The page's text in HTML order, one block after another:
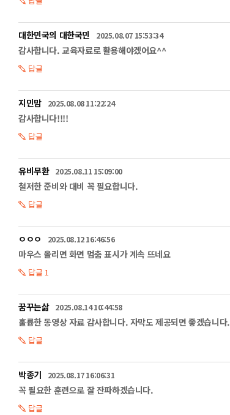
대한민국의 대한국민 2025.08.07 15:53:34
감사합니다. 교육자료로 활용해야겠어요^^
답글
지민맘 2025.08.08 11:22:24
감사합니다!!!!
답글
유비무환 2025.08.11 15:09:00
철저한 준비와 대비 꼭 필요합니다.
답글
ㅇㅇㅇ 2025.08.12 16:46:56
마우스 올리면 화면 멈춤 표시가 계속 뜨네요
답글 1
꿈꾸는삶 2025.08.14 10:44:58
훌륭한 동영상 자료 감사합니다. 자막도 제공되면 좋겠습니다.
답글
박종기 2025.08.17 16:06:31
꼭 필요한 훈련으로 잘 잔파하겠습니다.
답글